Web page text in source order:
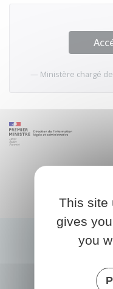
Ministère chargé
This site
gives
you